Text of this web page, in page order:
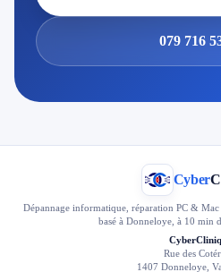
079 716
Cyber
Dépannage informatique, réparation PC &
basé à Donneloye, à 10 min
Rue des
1407 Donneloye,